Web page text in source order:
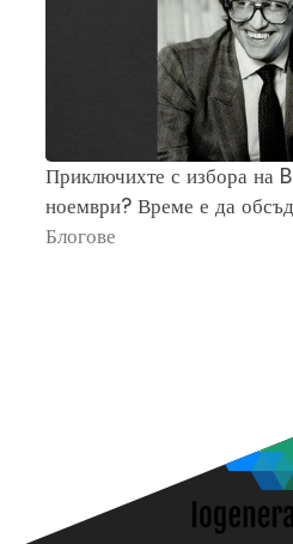
Приключихте с избора на
ноември? Време е да
Блогове